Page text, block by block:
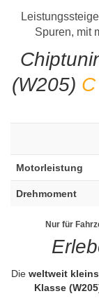
Spuren, mit
(W205)
Motorleistung
Drehmoment
Nur für
Die weltweit
Klasse